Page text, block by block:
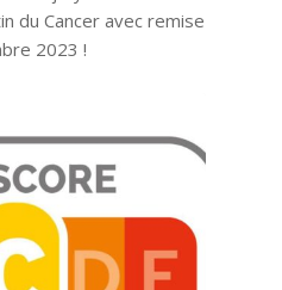
du Cancer avec remise
2023 !